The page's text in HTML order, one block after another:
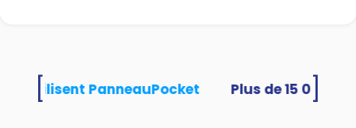
utilisent PanneauPocket